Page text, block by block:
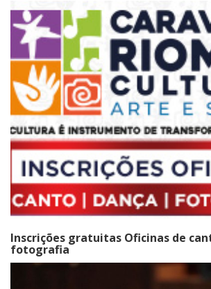
Inscrições gratuitas Oficinas de
fotografia